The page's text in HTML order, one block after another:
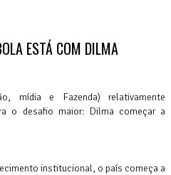
ESTÁ COM DILMA
mídia e Fazenda) relativamente
o desafio maior: Dilma começar a
institucional, o país começa a